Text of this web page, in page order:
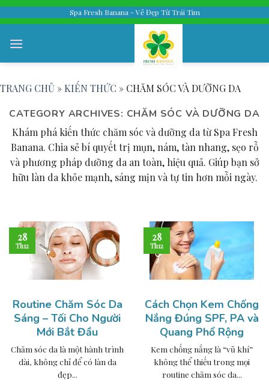
Skip
to
content
Spa Fresh Banana - Vẻ Đẹp Từ Trái Tim
TRANG CHỦ » KIẾN THỨC » CHĂM SÓC VÀ DƯỠNG DA
CATEGORY ARCHIVES: CHĂM SÓC VÀ DƯỠNG DA
Khám phá kiến thức chăm sóc và dưỡng da từ Spa Fresh
Banana. Chia sẻ bí quyết trị mụn, nám, tàn nhang, sẹo rỗ
và phương pháp dưỡng da an toàn, hiệu quả. Giúp bạn sở
hữu làn da khỏe mạnh, sáng mịn và tự tin hơn mỗi ngày.
Routine Chăm Sóc Da
Sáng – Tối Cho Người
Mới Bắt Đầu
Chăm sóc da là một hành trình
dài, không chỉ để có làn da
đẹp...
28
Th12
Cách Chọn Kem Chống
Nắng Đúng SPF, PA và
Quang Phổ Rộng
Kem chống nắng là “vũ khí”
không thể thiếu trong mọi
routine chăm sóc da...
28
Th12